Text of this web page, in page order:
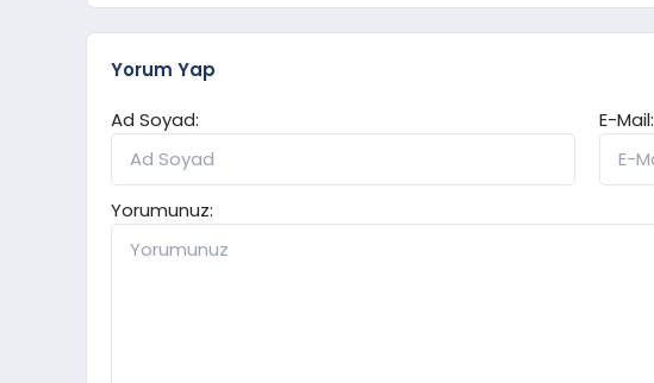
Yorum Yap
Ad Soyad:
E-Mail:
Yorumunuz: